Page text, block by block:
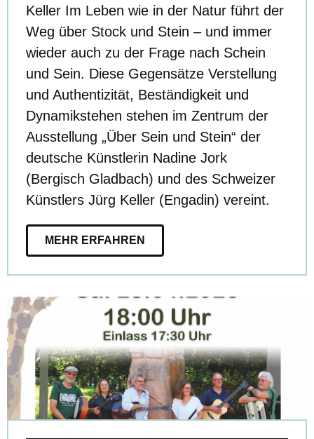
Keller Im Leben wie in der Natur führt der
Weg über Stock und Stein – und immer
wieder auch zu der Frage nach Schein
und Sein. Diese Gegensätze Verstellung
und Authentizität, Beständigkeit und
Dynamikstehen stehen im Zentrum der
Ausstellung „Über Sein und Stein“ der
deutsche Künstlerin Nadine Jork
(Bergisch Gladbach) und des Schweizer
Künstlers Jürg Keller (Engadin) vereint.
MEHR ERFAHREN